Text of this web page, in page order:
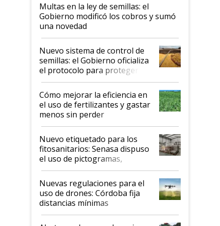
Multas en la ley de semillas: el
Gobierno modificó los cobros y sumó
una novedad
Nuevo sistema de control de
semillas: el Gobierno oficializa
el protocolo para proteger la
propiedad intelectual
Cómo mejorar la eficiencia en
el uso de fertilizantes y gastar
menos sin perder
productividad en la campaña
fina
Nuevo etiquetado para los
fitosanitarios: Senasa dispuso
el uso de pictogramas,
palabras de advertencia e
indicaciones
Nuevas regulaciones para el
uso de drones: Córdoba fija
distancias mínimas